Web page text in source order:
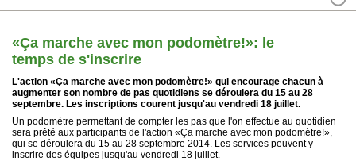
«Ça marche avec mon podomètre!»: le
temps de s'inscrire
L'action «Ça marche avec mon podomètre!» qui encourage chacun à
augmenter son nombre de pas quotidiens se déroulera du 15 au 28
septembre. Les inscriptions courent jusqu'au vendredi 18 juillet.
Un podomètre permettant de compter les pas que l'on effectue au quotidien
sera prêté aux participants de l'action «Ça marche avec mon podomètre!»,
qui se déroulera du 15 au 28 septembre 2014. Les services peuvent y
inscrire des équipes jusqu'au vendredi 18 juillet.